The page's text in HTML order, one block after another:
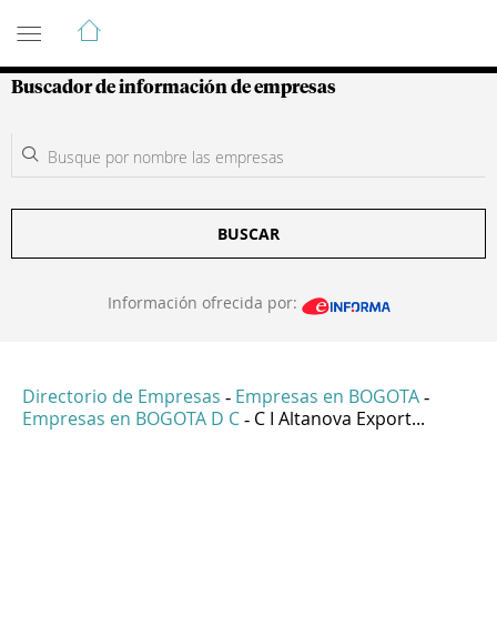
Guía de Empresas Colombianas
Buscador de información de empresas
BUSCAR
Información ofrecida por:
Directorio de Empresas - Empresas en BOGOTA -
Empresas en BOGOTA D C - C I Altanova Export...